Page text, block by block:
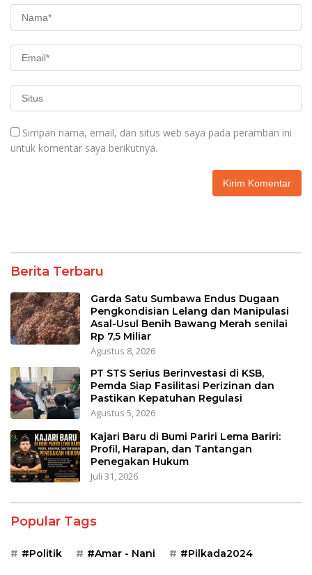
Simpan nama, email, dan situs web saya pada peramban ini
untuk komentar saya berikutnya.
Berita Terbaru
Garda Satu Sumbawa Endus Dugaan
Pengkondisian Lelang dan Manipulasi
Asal-Usul Benih Bawang Merah senilai
Rp 7,5 Miliar
Agustus 8, 2026
PT STS Serius Berinvestasi di KSB,
Pemda Siap Fasilitasi Perizinan dan
Pastikan Kepatuhan Regulasi
Agustus 5, 2026
Kajari Baru di Bumi Pariri Lema Bariri:
Profil, Harapan, dan Tantangan
Penegakan Hukum
Juli 31, 2026
Popular Tags
#Politik #Amar - Nani #Pilkada2024